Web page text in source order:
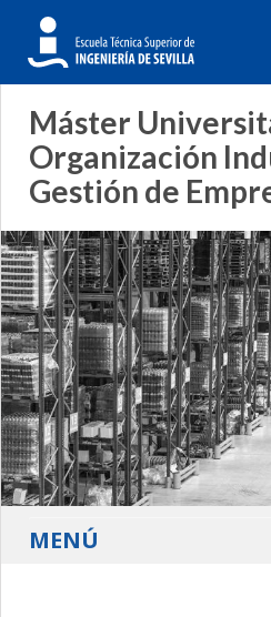
Formulario
de
búsqueda
Search
Máster
Organización
Gestión de
MENÚ